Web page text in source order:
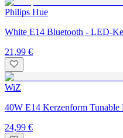
Philips Hue
White E14 Bluetooth - LED-
21,99 €
WiZ
40W E14 Kerzenform Tunable
24,99 €